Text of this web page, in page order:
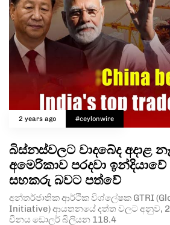
2 years ago #ceylonwire
බිස්නස්වලට වාදබේද අදාළ
අමෙරිකාව පරදවා
සහකරු බවට පත්වේ
අන්තර්ජාතික ආර්ථික විශ්ලේෂක GTRI
Initiative) ආයතනයේ දත්ත වලට අනුව,
චීනය ඩොලර් බිලියන 118.4